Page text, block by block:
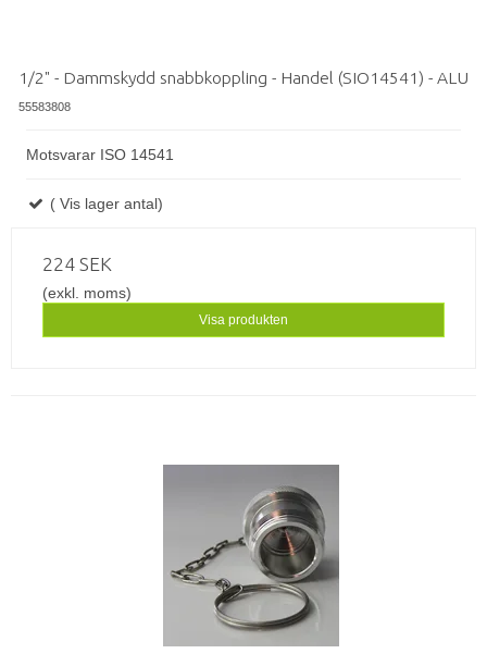
1/2" - Dammskydd snabbkoppling - Handel (SIO14541) - ALU
55583808
Motsvarar ISO 14541
( Vis lager antal)
224 SEK
(exkl. moms)
Visa produkten